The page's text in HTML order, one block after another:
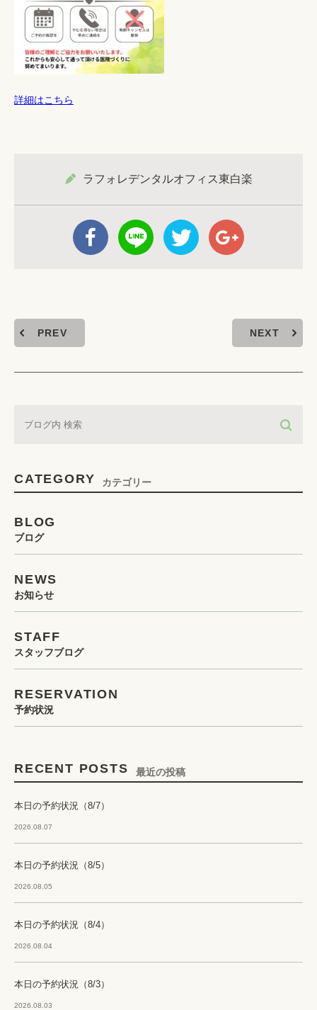
詳細はこちら
ラフォレデンタルオフィス東白楽
PREV NEXT
CATEGORY カテゴリー
BLOG
ブログ
NEWS
お知らせ
STAFF
スタッフブログ
RESERVATION
予約状況
RECENT POSTS 最近の投稿
本日の予約状況（8/7）
2026.08.07
本日の予約状況（8/5）
2026.08.05
本日の予約状況（8/4）
2026.08.04
本日の予約状況（8/3）
2026.08.03